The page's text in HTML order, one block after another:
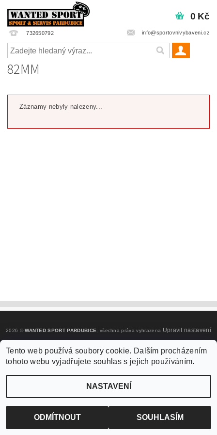
732650792 info@sportovnivybaveni.cz
0 Kč
82MM
Záznamy nebyly nalezeny...
2026 ©WANTED SPORT PARDUBICE , všechna práva vyhrazena Upravit nastavení
cookies
Vytvořil Shoptet
Tento web používá soubory cookie. Dalším procházením
tohoto webu vyjadřujete souhlas s jejich používáním.
NASTAVENÍ
ODMÍTNOUT SOUHLASÍM